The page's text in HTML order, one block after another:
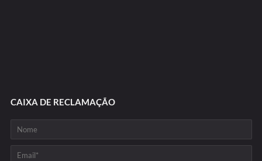
CAIXA DE RECLAMAÇÃO